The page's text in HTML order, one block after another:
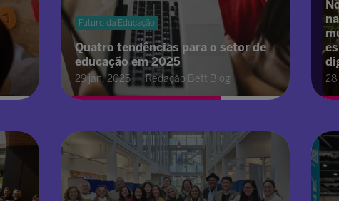
Futuro da Educação
Quatro tendências para o setor de
educação em 2025
29 jan. 2025 Redação Bett Blog 28